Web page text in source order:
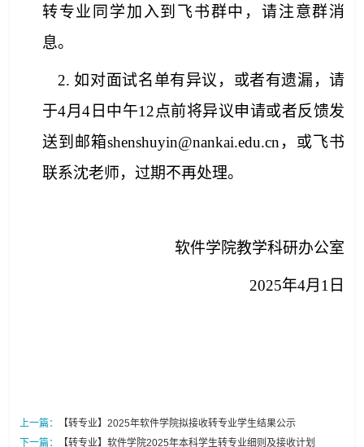
转专业同学加入到飞书群中，请注意群消
息。
2. 如对面试名单有异议，或者有遗漏，请
于4月4 日中午12点前将异议申请或者反馈发
送到邮箱shenshuyin@nankai.edu.cn，或飞书
联系沈老师，过期不再处理。
软件学院教学科研办公室
2025年4月1日
上一篇：
【转专业】2025年软件学院拟接收转专业学生结果公示
下一篇：
【转专业】软件学院2025年本科学生转专业细则及接收计划